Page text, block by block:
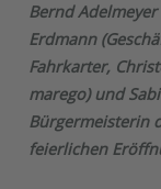
Bernd
Erdmann
Fahrkarter,
marego) und
Bürgermeisterin
feierlichen